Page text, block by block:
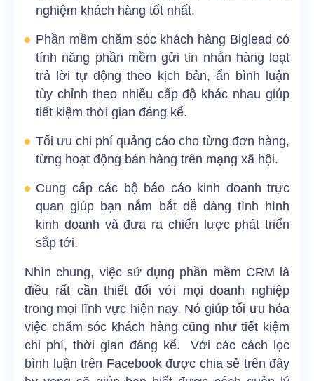
nghiệm khách hàng tốt nhất.
Phần mềm chăm sóc khách hàng Biglead có
tính năng phần mềm gửi tin nhắn hàng loạt
trả lời tự động theo kịch bản, ẩn bình luận
tùy chỉnh theo nhiều cấp độ khác nhau giúp
tiết kiệm thời gian đáng kể.
Tối ưu chi phí quảng cáo cho từng đơn hàng,
từng hoạt động bán hàng trên mạng xã hội.
Cung cấp các bộ báo cáo kinh doanh trực
quan giúp bạn nắm bắt dễ dàng tình hình
kinh doanh và đưa ra chiến lược phát triển
sắp tới.
Nhìn chung, việc sử dụng phần mềm CRM là
điều rất cần thiết đối với mọi doanh nghiệp
trong mọi lĩnh vực hiện nay. Nó giúp tối ưu hóa
việc chăm sóc khách hàng cũng như tiết kiệm
chi phí, thời gian đáng kể. Với các cách lọc
bình luận trên Facebook được chia sẻ trên đây